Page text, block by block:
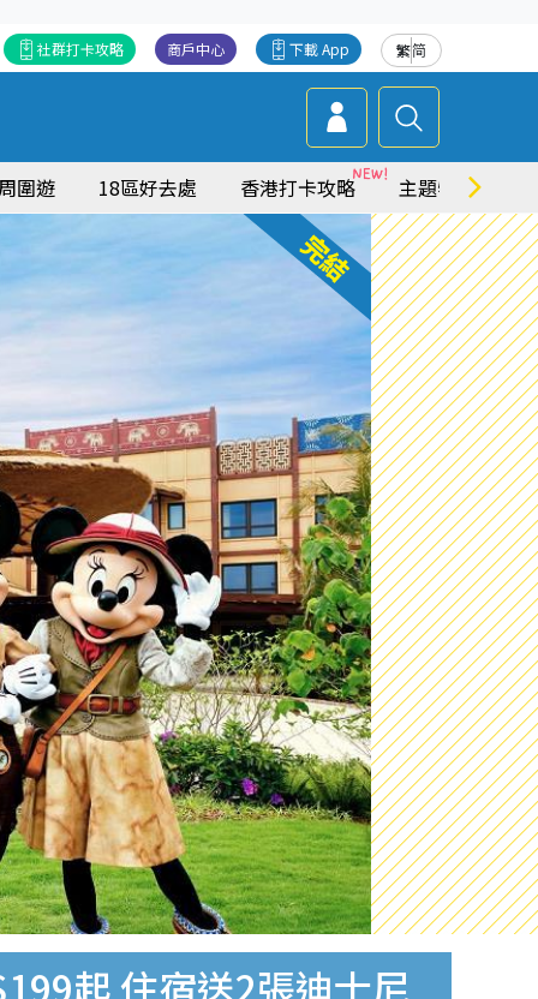
繁简
下載 App
商戶中心
社群打卡攻略
圍遊 18區好去處 香港打卡攻略 主題特集
起 住宿送2張迪士尼